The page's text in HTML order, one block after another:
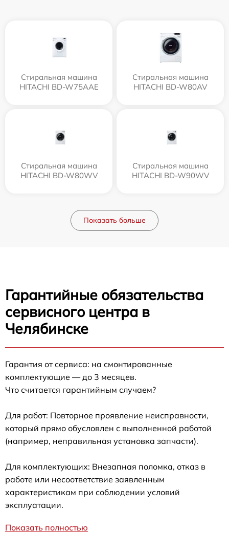
Стиральная машина
HITACHI BD-W75AAE
Стиральная машина
HITACHI BD-W80AV
Стиральная машина
HITACHI BD-W80WV
Стиральная машина
HITACHI BD-W90WV
Показать больше
Гарантийные обязательства
сервисного центра в
Челябинске
Гарантия от сервиса: на смонтированные
комплектующие — до 3 месяцев.
Что считается гарантийным случаем?
Для работ: Повторное проявление неисправности,
который прямо обусловлен с выполненной работой
(например, неправильная установка запчасти).
Для комплектующих: Внезапная поломка, отказ в
работе или несоответствие заявленным
характеристикам при соблюдении условий
эксплуатации.
Показать полностью